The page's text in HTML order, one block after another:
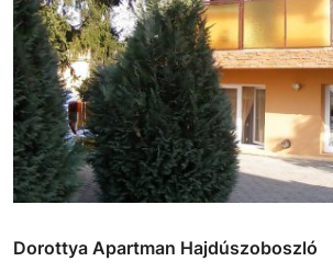
Dorottya Apartman Hajdúszoboszló